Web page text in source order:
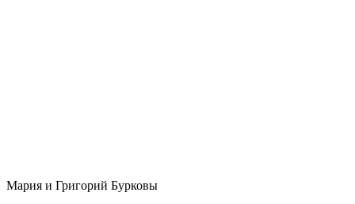
Мария и Григорий Бурковы